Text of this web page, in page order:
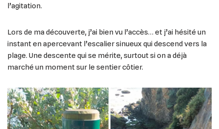
l’agitation.
Lors de ma découverte, j’ai bien vu l’accès… et j’ai hésité un
instant en apercevant l’escalier sinueux qui descend vers la
plage. Une descente qui se mérite, surtout si on a déjà
marché un moment sur le sentier côtier.